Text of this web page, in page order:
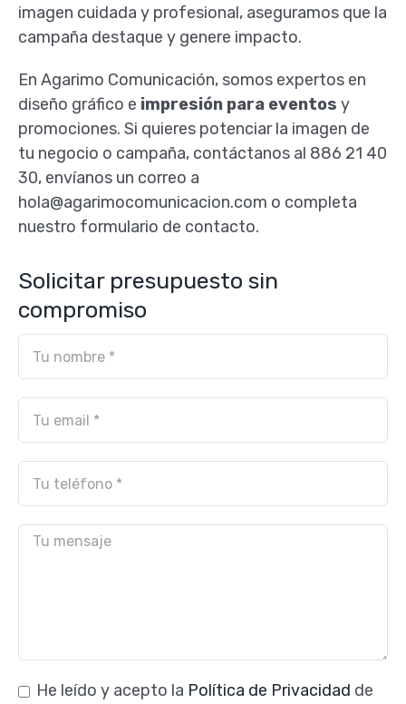
imagen cuidada y profesional, aseguramos que la
campaña destaque y genere impacto.
En Agarimo Comunicación, somos expertos en
diseño gráfico e impresión para eventos y
promociones. Si quieres potenciar la imagen de
tu negocio o campaña, contáctanos al 886 21 40
30, envíanos un correo a
hola@agarimocomunicacion.com o completa
nuestro formulario de contacto.
Solicitar presupuesto sin
compromiso
He leído y acepto la Política de Privacidad de